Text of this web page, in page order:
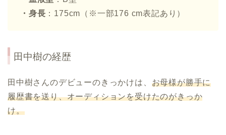
・身長 ：175cm（※一部176 cm表記あり）
田中樹の経歴
田中樹さんのデビューのきっかけは、 お母様が勝手に
履歴書を送り、オーディションを受けたのがきっか
け。